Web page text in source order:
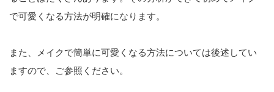
で可愛くなる方法が明確になります。
また、メイクで簡単に可愛くなる方法については後述してい
ますので、ご参照ください。